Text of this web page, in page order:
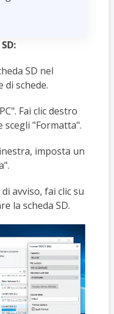
SD nel
schede.
Fai clic destro
scegli "Formatta".
imposta un
avviso, fai clic su
la scheda SD.